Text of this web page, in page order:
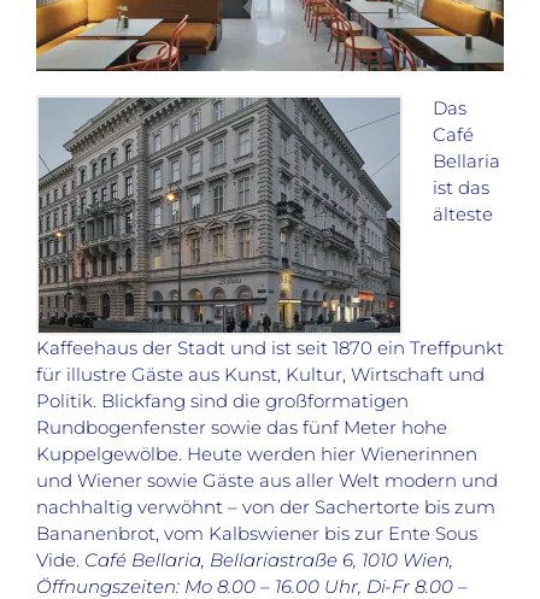
Das
Café
Bellaria
ist das
älteste
Kaffeehaus der Stadt und ist seit 1870 ein Treffpunkt
für illustre Gäste aus Kunst, Kultur, Wirtschaft und
Politik. Blickfang sind die großformatigen
Rundbogenfenster sowie das fünf Meter hohe
Kuppelgewölbe. Heute werden hier Wienerinnen
und Wiener sowie Gäste aus aller Welt modern und
nachhaltig verwöhnt – von der Sachertorte bis zum
Bananenbrot, vom Kalbswiener bis zur Ente Sous
Vide. Café Bellaria, Bellariastraße 6, 1010 Wien,
Öffnungszeiten: Mo 8.00 – 16.00 Uhr, Di-Fr 8.00 –